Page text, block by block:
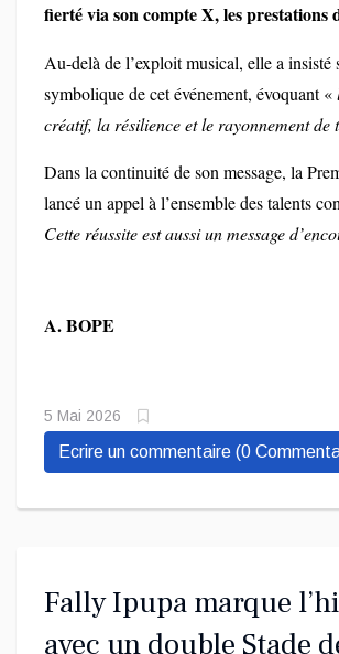
fierté via son compte X, les prestations
République démocratique du Congo a vu
rayonner sur l’une des scènes les plus
monde
», a-t-elle déclaré, félicitant
performance historique.
Au-delà de l’exploit musical, elle a insisté
symbolique de cet événement, évoquant «
créatif, la résilience et le rayonnement de
vives félicitations» à l’artiste et à son
soulignant que cette réussite constitue une
fierté pour toute la nation.
Dans la continuité de son message, la
lancé un appel à l’ensemble des talents
Cette réussite est aussi un message
contribue à faire briller la RDC sur la scène
A. BOPE
5 Mai 2026
Ecrire un commentaire (0
Fally Ipupa marque
avec un double Stade